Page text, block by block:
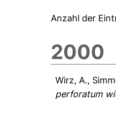
Anzahl der
2000
Wirz, A.,
perforatum